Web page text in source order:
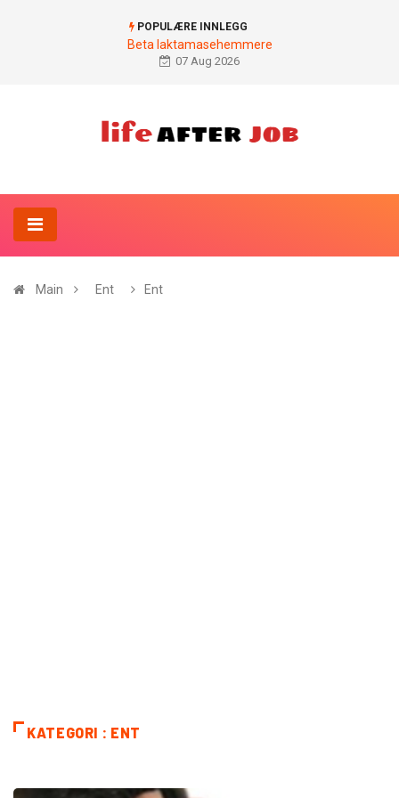
POPULÆRE INNLEGG
Beta laktamasehemmere
07 Aug 2026
Main Ent Ent
KATEGORI : ENT